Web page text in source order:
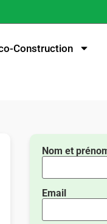
Construction
Nom et
Email